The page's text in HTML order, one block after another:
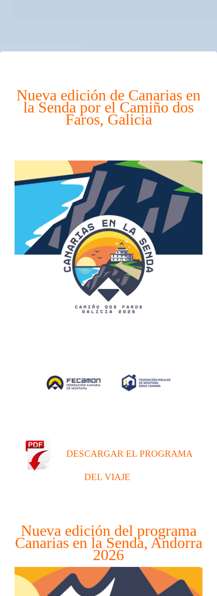
Nueva edición de Canarias en
la Senda por el Camiño dos
Faros, Galicia
DESCARGAR EL PROGRAMA
DEL VIAJE
Nueva edición del programa
Canarias en la Senda, Andorra
2026